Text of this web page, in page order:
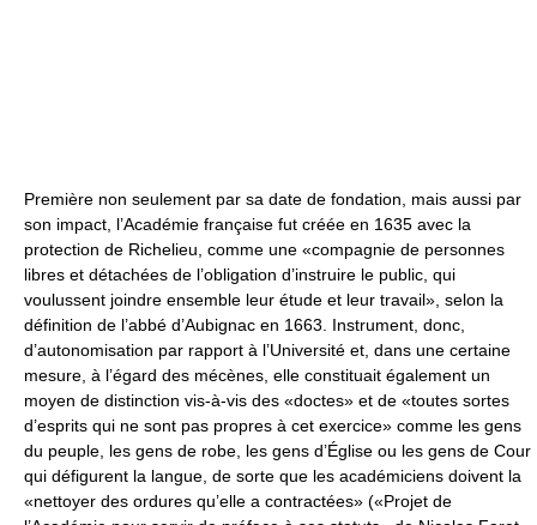
Première non seulement par sa date de fondation, mais aussi par
son impact, l’Académie française fut créée en 1635 avec la
protection de Richelieu, comme une «compagnie de personnes
libres et détachées de l’obligation d’instruire le public, qui
voulussent joindre ensemble leur étude et leur travail», selon la
définition de l’abbé d’Aubignac en 1663. Instrument, donc,
d’autonomisation par rapport à l’Université et, dans une certaine
mesure, à l’égard des mécènes, elle constituait également un
moyen de distinction vis-à-vis des «doctes» et de «toutes sortes
d’esprits qui ne sont pas propres à cet exercice» comme les gens
du peuple, les gens de robe, les gens d’Église ou les gens de Cour
qui défigurent la langue, de sorte que les académiciens doivent la
«nettoyer des ordures qu’elle a contractées» («Projet de